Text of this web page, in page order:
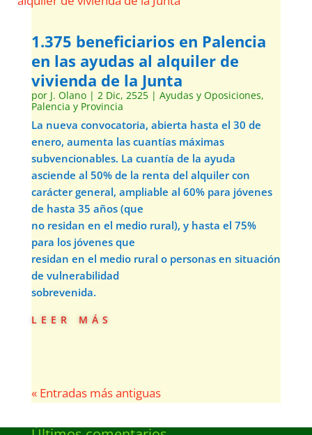
1.375 beneficiarios en Palencia
en las ayudas al alquiler de
vivienda de la Junta
por J. Olano| 2 Dic, 2525| Ayudas y Oposiciones,
Palencia y Provincia
La nueva convocatoria, abierta hasta el 30 de
enero, aumenta las cuantías máximas
subvencionables. La cuantía de la ayuda
asciende al 50% de la renta del alquiler con
carácter general, ampliable al 60% para jóvenes
de hasta 35 años (que
no residan en el medio rural), y hasta el 75%
para los jóvenes que
residan en el medio rural o personas en situación
de vulnerabilidad
sobrevenida.
leer más
« Entradas más antiguas